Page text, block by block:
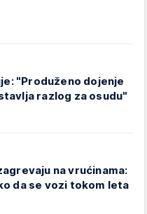
"Produženo dojenje
razlog za osudu"
na vrućinama:
da se vozi tokom leta